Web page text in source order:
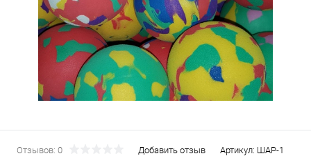
Отзывов: 0 Добавить отзыв Артикул: ШАР-1